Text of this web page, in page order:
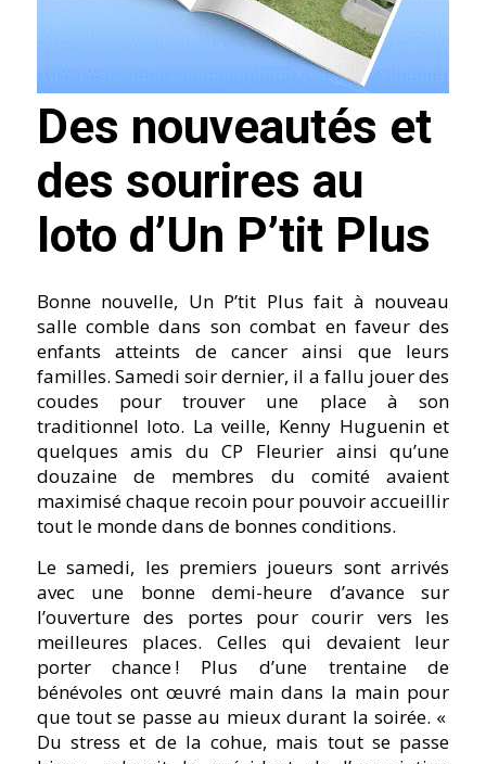
Des nouveautés et
des sourires au
loto d’Un P’tit Plus
Bonne nouvelle, Un P’tit Plus fait à nouveau
salle comble dans son combat en faveur des
enfants atteints de cancer ainsi que leurs
familles. Samedi soir dernier, il a fallu jouer des
coudes pour trouver une place à son
traditionnel loto. La veille, Kenny Huguenin et
quelques amis du CP Fleurier ainsi qu’une
douzaine de membres du comité avaient
maximisé chaque recoin pour pouvoir accueillir
tout le monde dans de bonnes conditions.
Le samedi, les premiers joueurs sont arrivés
avec une bonne demi-heure d’avance sur
l’ouverture des portes pour courir vers les
meilleures places. Celles qui devaient leur
porter chance ! Plus d’une trentaine de
bénévoles ont œuvré main dans la main pour
que tout se passe au mieux durant la soirée. «
Du stress et de la cohue, mais tout se passe